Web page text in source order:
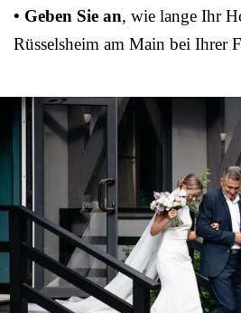
• Geben Sie an, wie lange Ihr
Rüsselsheim am Main bei Ihrer